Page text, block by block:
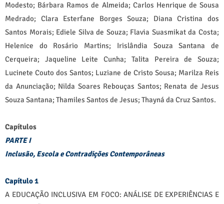
Modesto; Bárbara Ramos de Almeida; Carlos Henrique de Sousa
Medrado; Clara Esterfane Borges Souza; Diana Cristina dos
Santos Morais; Ediele Silva de Souza; Flavia Suasmikat da Costa;
Helenice do Rosário Martins; Irislândia Souza Santana de
Cerqueira; Jaqueline Leite Cunha; Talita Pereira de Souza;
Lucinete Couto dos Santos; Luziane de Cristo Sousa; Marilza Reis
da Anunciação; Nilda Soares Rebouças Santos; Renata de Jesus
Souza Santana; Thamiles Santos de Jesus; Thayná da Cruz Santos.
Capítulos
PARTE I
Inclusão, Escola e Contradições Contemporâneas
Capítulo 1
A EDUCAÇÃO INCLUSIVA EM FOCO: ANÁLISE DE EXPERIÊNCIAS E